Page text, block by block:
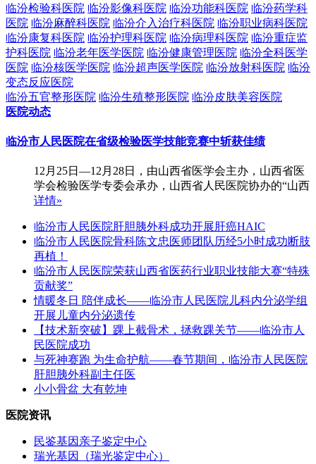
临汾检验科医院 临汾影像科医院 临汾功能科医院 临汾药学科
医院 临汾麻醉科医院 临汾介入治疗科医院 临汾职业病科医院
临汾康复科医院 临汾护理科医院 临汾病理科医院 临汾重症监
护科医院 临汾老年医学医院 临汾健康管理医院 临汾全科医学
医院 临汾核医学医院 临汾超声医学医院 临汾放射科医院 临汾
变态反应医院
临汾五官整形医院 临汾生殖整形医院 临汾皮肤美容医院
医院动态
临汾市人民医院在省级检验医学技能竞赛中斩获佳绩
12月25日—12月28日，由山西省医学会主办，山西省医
学会检验医学专委会承办，山西省人民医院协办的“山西
详情»
临汾市人民医院肝胆胰外科成功开展肝癌HAIC
临汾市人民医院骨科陈文忠医师团队历经5小时成功断肢
再植！
临汾市人民医院荣获山西省医药行业职业技能大赛“特殊
贡献奖”
情暖冬日 陪伴成长——临汾市人民医院儿科内分泌学组
开展儿童内分泌遗传
【技术新突破】踝上截骨术，拯救踝关节——临汾市人
民医院成功
与死神赛跑 为生命护航——春节期间，临汾市人民医院
肝胆胰外科副主任医
小小骨盆 大有乾坤
医院资讯
民鉴基因亲子鉴定中心
瑞光基因（瑞光鉴定中心）